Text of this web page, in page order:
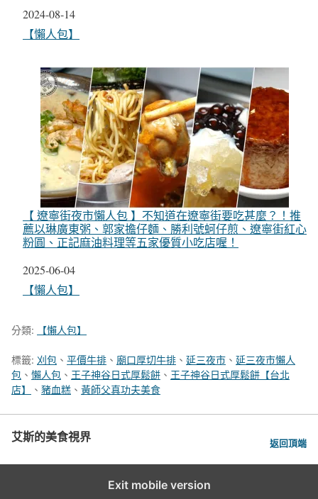
日期
2024-08-14
關於
【懶人包】
【 遼寧街夜市懶人包 】不知道在遼寧街要吃甚麼？！推
薦以琳廣東粥、郭家擔仔麵、勝利號蚵仔煎、遼寧街紅心
粉圓、正記麻油料理等五家優質小吃店喔！
日期
2025-06-04
關於
【懶人包】
分類: 【懶人包】
標籤: 刈包 、 平價牛排 、 廟口厚切牛排 、 延三夜市 、 延三夜市懶人
包 、 懶人包 、 王子神谷日式厚鬆餅 、 王子神谷日式厚鬆餅【台北
店】
、 豬血糕 、 黃師父真功夫美食
艾斯的美食視界 返回頂端
Exit mobile version